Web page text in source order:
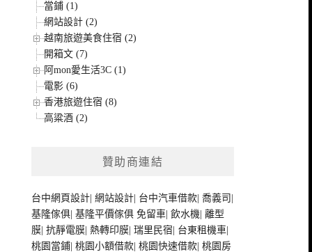
當鋪 (1)
網站設計 (2)
越南旅遊美食住宿 (2)
開箱文 (7)
阿mon愛生活3C (1)
電影 (6)
香港旅遊住宿 (8)
高粱酒 (2)
贊助商連結
台中網頁設計 |網站設計 台中汽車借款 |喬義司
基隆傢俱 |基隆平價傢俱 免留車 |飲水機 |離型
膜 |抗靜電膜 |熱轉印膜 |瑞里民宿 台東租機車
桃園當鋪 |桃園小額借款 |桃園快速借款 |桃園房